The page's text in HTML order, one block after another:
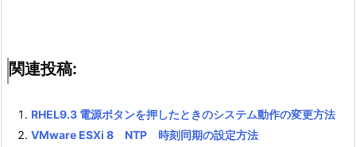
関連投稿:
RHEL9.3 電源ボタンを押したときのシステム動作の変更方法
VMware ESXi 8 NTP 時刻同期の設定方法